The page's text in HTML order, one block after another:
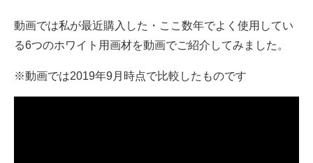
動画では私が最近購入した・ここ数年でよく使用してい
る6つのホワイト用画材を動画でご紹介してみました。
※動画では2019年9月時点で比較したものです